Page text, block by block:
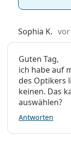
Sophia K. vor
Guten Tag,
ich habe auf
des Optikers
keinen. Das
auswählen?
Antworten